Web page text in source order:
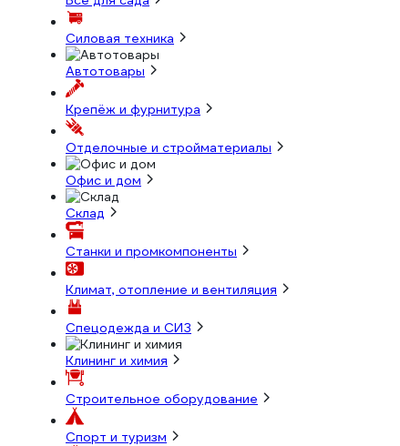
Силовая техника
Автотовары
Крепёж и фурнитура
Отделочные и стройматериалы
Офис и дом
Склад
Станки и промкомпоненты
Климат, отопление и вентиляция
Спецодежда и СИЗ
Клининг и химия
Строительное оборудование
Спорт и туризм